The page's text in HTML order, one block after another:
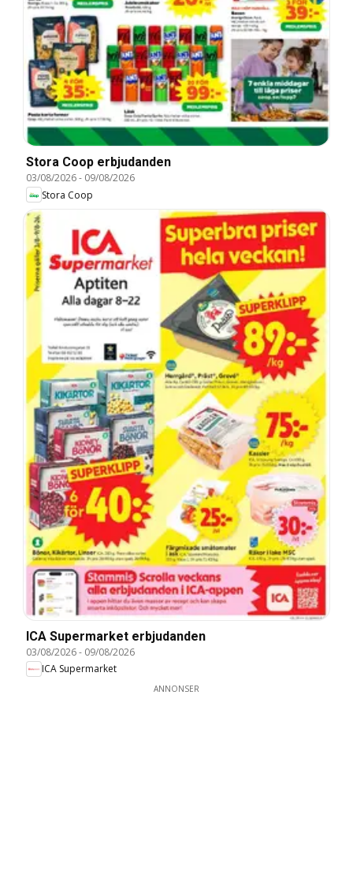
Stora Coop erbjudanden
03/08/2026- 09/08/2026
Stora Coop
ICA Supermarket erbjudanden
03/08/2026- 09/08/2026
ICA Supermarket
ANNONSER